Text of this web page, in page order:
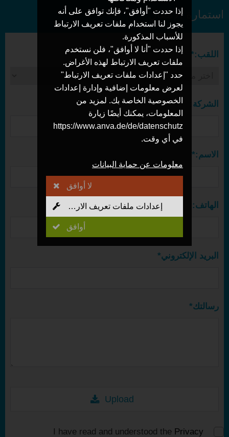
استمارة الاتصال
اللقب:*
الشركة:
الاسم:*
الهاتف:
البريد الإلكتروني*
رسالتك*
Upload
I have read and understood the Privacy
إذا حددت "أوافق"، فإنك توافق على أنه
يجوز لنا استخدام ملفات تعريف الارتباط
للأسباب المذكورة.
إذا حددت "أنا لا أوافق"، فلن نستخدم
ملفات تعريف الارتباط لهذه الأغراض.
حدد "إعدادات ملفات تعريف الارتباط"
لعرض معلومات إضافية وإدارة إعدادات
الخصوصية الخاصة بك. لمزيد من
المعلومات، يمكنك أيضًا زيارة
https://www.anva.de/de/datenschutz
في أي وقت.
معلومات عن حماية البيانات
لا أوافق
إعدادات ملفات تعريف الارتباط
أوافق